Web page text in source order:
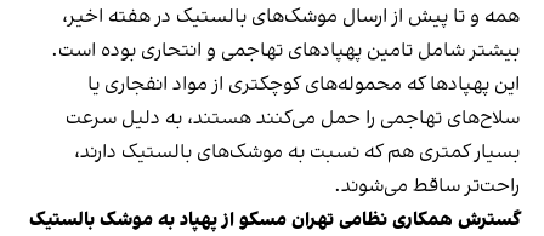
همه و تا پیش از ارسال موشک‌های بالستیک در هفته‌ اخیر،
بیشتر شامل تامین پهپادهای تهاجمی و انتحاری بوده است.
این پهپادها که محموله‌های کوچکتری از مواد انفجاری یا
سلاح‌های تهاجمی را حمل می‌کنند هستند، به دلیل سرعت
بسیار کمتری هم که نسبت به موشک‌های بالستیک دارند،
راحت‌تر ساقط می‌شوند.
گسترش همکاری نظامی تهران مسکو از پهپاد به موشک بالستیک